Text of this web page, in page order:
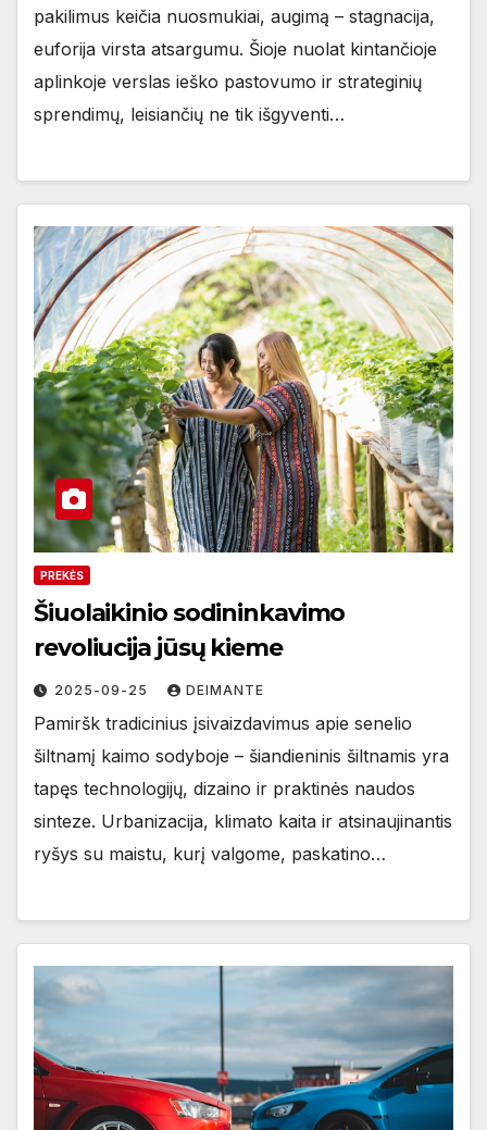
pakilimus keičia nuosmukiai, augimą – stagnacija,
euforija virsta atsargumu. Šioje nuolat kintančioje
aplinkoje verslas ieško pastovumo ir strateginių
sprendimų, leisiančių ne tik išgyventi…
PREKĖS
Šiuolaikinio sodininkavimo
revoliucija jūsų kieme
2025-09-25 DEIMANTE
Pamiršk tradicinius įsivaizdavimus apie senelio
šiltnamį kaimo sodyboje – šiandieninis šiltnamis yra
tapęs technologijų, dizaino ir praktinės naudos
sinteze. Urbanizacija, klimato kaita ir atsinaujinantis
ryšys su maistu, kurį valgome, paskatino…